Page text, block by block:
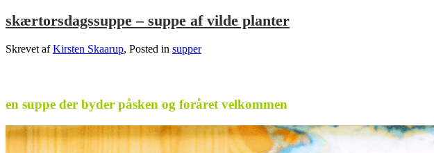
skærtorsdagssuppe – suppe af vilde planter
Skrevet afKirsten Skaarup, Posted in supper
en suppe der byder påsken og foråret velkommen